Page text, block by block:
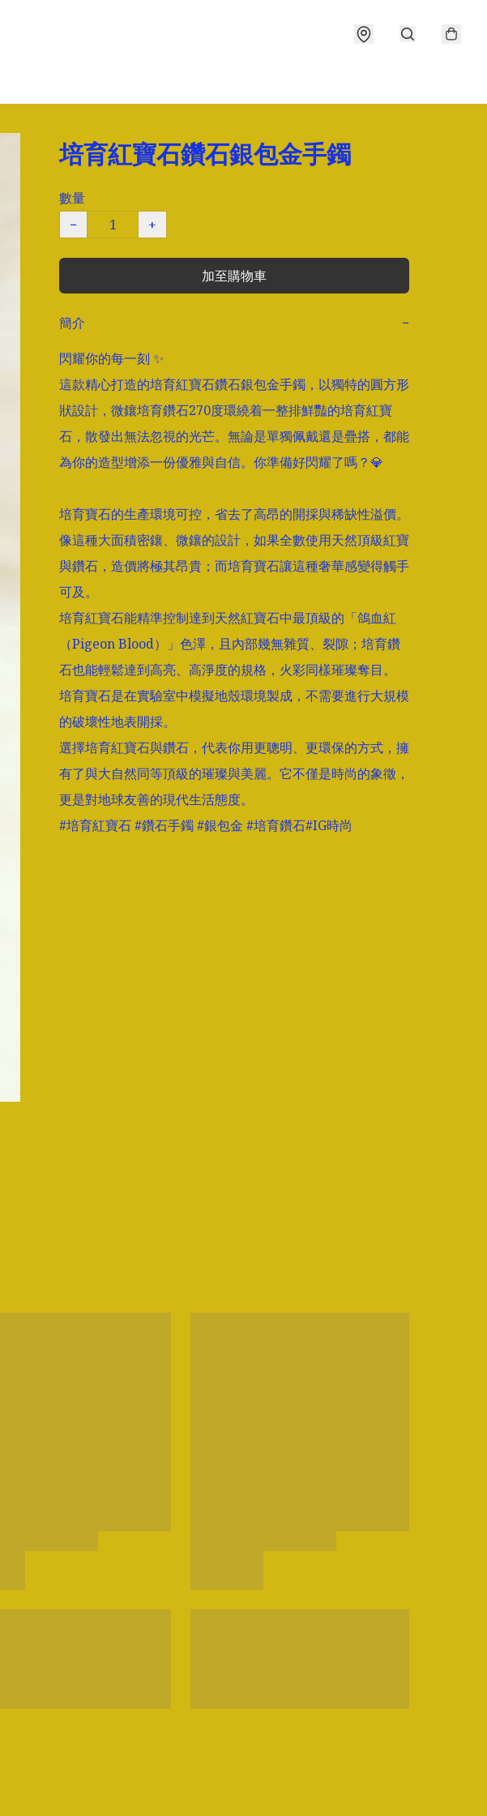
培育紅寶石鑽石銀包金手鐲
數量
−
+
加至購物車
簡介
−
閃耀你的每一刻 ✨
這款精心打造的培育紅寶石鑽石銀包金手鐲，以獨特的圓方形
狀設計，微鑲培育鑽石270度環繞着一整排鮮豔的培育紅寶
石，散發出無法忽視的光芒。無論是單獨佩戴還是疊搭，都能
為你的造型增添一份優雅與自信。你準備好閃耀了嗎？💎
培育寶石的生產環境可控，省去了高昂的開採與稀缺性溢價。
像這種大面積密鑲、微鑲的設計，如果全數使用天然頂級紅寶
與鑽石，造價將極其昂貴；而培育寶石讓這種奢華感變得觸手
可及。
培育紅寶石能精準控制達到天然紅寶石中最頂級的「鴿血紅
（Pigeon Blood）」色澤，且內部幾無雜質、裂隙；培育鑽
石也能輕鬆達到高亮、高淨度的規格，火彩同樣璀璨奪目。
培育寶石是在實驗室中模擬地殼環境製成，不需要進行大規模
的破壞性地表開採。
選擇培育紅寶石與鑽石，代表你用更聰明、更環保的方式，擁
有了與大自然同等頂級的璀璨與美麗。它不僅是時尚的象徵，
更是對地球友善的現代生活態度。
#培育紅寶石 #鑽石手鐲 #銀包金 #培育鑽石#IG時尚